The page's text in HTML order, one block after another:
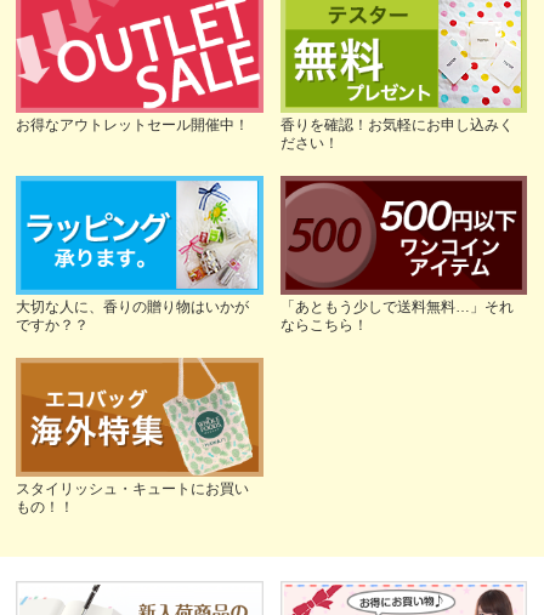
お得なアウトレットセール開催中！
香りを確認！お気軽にお申し込みく
ださい！
大切な人に、香りの贈り物はいかが
ですか？？
「あともう少しで送料無料…」それ
ならこちら！
スタイリッシュ・キュートにお買い
もの！！